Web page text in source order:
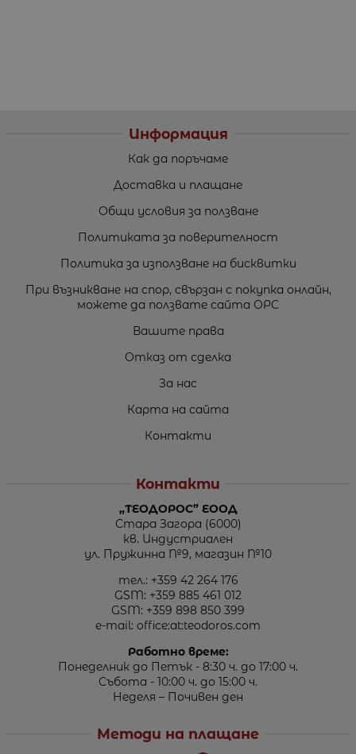
Информация
Как да поръчаме
Доставка и плащане
Общи условия за ползване
Политиката за поверителност
Политика за използване на бисквитки
При възникване на спор, свързан с покупка онлайн,
можете да ползвате сайта ОРС
Вашите права
Отказ от сделка
За нас
Карта на сайта
Контакти
Контакти
„ТЕОДОРОС” ЕООД
Стара Загора (6000)
кв. Индустриален
ул. Пружинна №9, магазин №10
тел.: +359 42 264 176
GSM: +359 885 461 012
GSM: +359 898 850 399
e-mail: office:at:teodoros.com
Работно време:
Понеделник до Петък - 8:30 ч. до 17:00 ч.
Събота - 10:00 ч. до 15:00 ч.
Неделя – Почивен ден
Методи на плащане